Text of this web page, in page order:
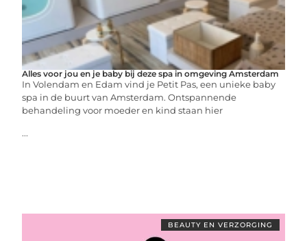
Alles voor jou en je baby bij deze spa in omgeving Amsterdam
In Volendam en Edam vind je Petit Pas, een unieke baby
spa in de buurt van Amsterdam. Ontspannende
behandeling voor moeder en kind staan hier
...
BEAUTY EN VERZORGING